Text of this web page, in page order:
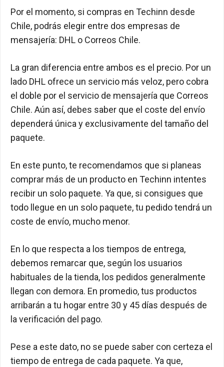
Por el momento, si compras en Techinn desde
Chile, podrás elegir entre dos empresas de
mensajería: DHL o Correos Chile.
La gran diferencia entre ambos es el precio. Por un
lado DHL ofrece un servicio más veloz, pero cobra
el doble por el servicio de mensajería que Correos
Chile. Aún así, debes saber que el coste del envío
dependerá única y exclusivamente del tamaño del
paquete.
En este punto, te recomendamos que si planeas
comprar más de un producto en Techinn intentes
recibir un solo paquete. Ya que, si consigues que
todo llegue en un solo paquete, tu pedido tendrá un
coste de envío, mucho menor.
En lo que respecta a los tiempos de entrega,
debemos remarcar que, según los usuarios
habituales de la tienda, los pedidos generalmente
llegan con demora. En promedio, tus productos
arribarán a tu hogar entre 30 y 45 días después de
la verificación del pago.
Pese a este dato, no se puede saber con certeza el
tiempo de entrega de cada paquete. Ya que,